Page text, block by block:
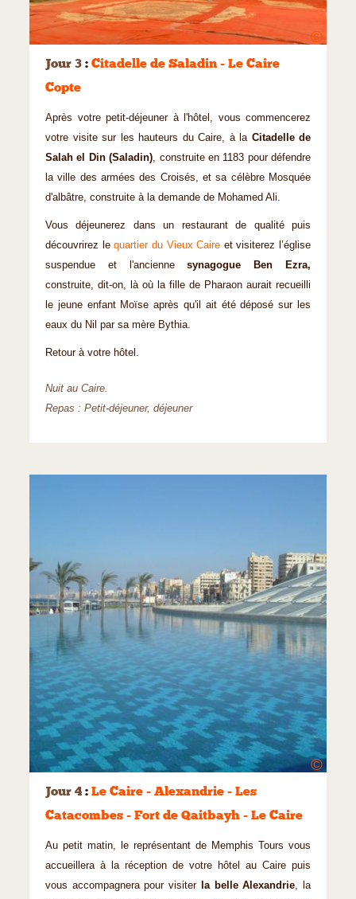
©
Jour 3 : Citadelle de Saladin - Le Caire
Copte
Après votre petit-déjeuner à l'hôtel, vous commencerez
votre visite sur les hauteurs du Caire, à la Citadelle de
Salah el Din (Saladin), construite en 1183 pour défendre
la ville des armées des Croisés, et sa célèbre Mosquée
d'albâtre, construite à la demande de Mohamed Ali.
Vous déjeunerez dans un restaurant de qualité puis
découvrirez lequartier du Vieux Caire et visiterez l’église
suspendue et l'anciennesynagogue Ben Ezra,
construite, dit-on, là où la fille de Pharaon aurait recueilli
le jeune enfant Moïse après qu'il ait été déposé sur les
eaux du Nil par sa mère Bythia.
Retour à votre hôtel.
Nuit au Caire.
Repas : Petit-déjeuner, déjeuner
©
Jour 4 : Le Caire - Alexandrie - Les
Catacombes - Fort de Qaitbayh - Le Caire
Au petit matin, le représentant de Memphis Tours vous
accueillera à la réception de votre hôtel au Caire puis
vous accompagnera pour visiter
la belle Alexandrie, la